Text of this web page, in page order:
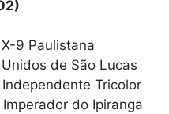
9 Paulistana
de São Lucas
Tricolor
do Ipiranga